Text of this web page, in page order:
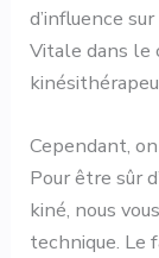
d’influence
Vitale dans le
Cependant, on
Pour être sûr
kiné, nous
technique. Le